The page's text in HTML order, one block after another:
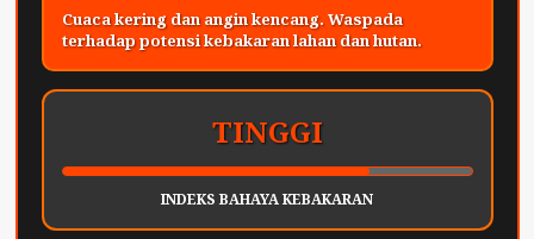
Cuaca kering dan angin kencang. Waspada
terhadap potensi kebakaran lahan dan hutan.
TINGGI
INDEKS BAHAYA KEBAKARAN